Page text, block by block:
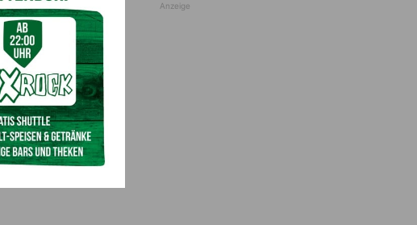
Anzeige